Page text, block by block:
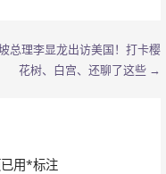
总理李显龙出访美国！打卡樱
花树、白宫、还聊了这些 →
用*标注